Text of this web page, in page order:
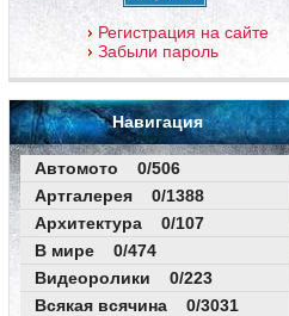
Регистрация на сайте
Забыли пароль
Навигация
Автомото 0/506
Артгалерея 0/1388
Архитектура 0/107
В мире 0/474
Видеоролики 0/223
Всякая всячина 0/3031